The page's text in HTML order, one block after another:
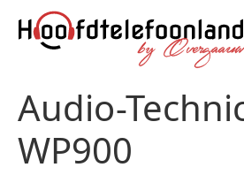
Audio-
WP900